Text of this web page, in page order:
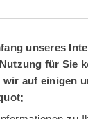
unseres
für Sie
auf einigen
Republik,
und Slowenien
Lage sowie nach